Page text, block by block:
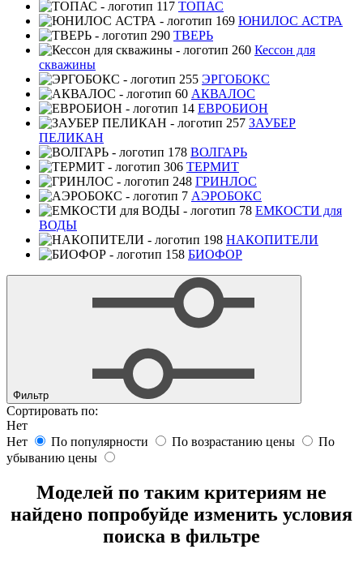
ТОПАС
ЮНИЛОС АСТРА
ТВЕРЬ
Кессон для
скважины
ЭРГОБОКС
АКВАЛОС
ЕВРОБИОН
ЗАУБЕР
ПЕЛИКАН
ВОЛГАРЬ
ТЕРМИТ
ГРИНЛОС
АЭРОБОКС
ЕМКОСТИ для
ВОДЫ
НАКОПИТЕЛИ
БИОФОР
Фильтр
Сортировать по:
Нет
Нет
По популярности По возрастанию цены
По
убыванию цены
Моделей по таким критериям не
найдено попробуйде изменить условия
поиска в фильтре